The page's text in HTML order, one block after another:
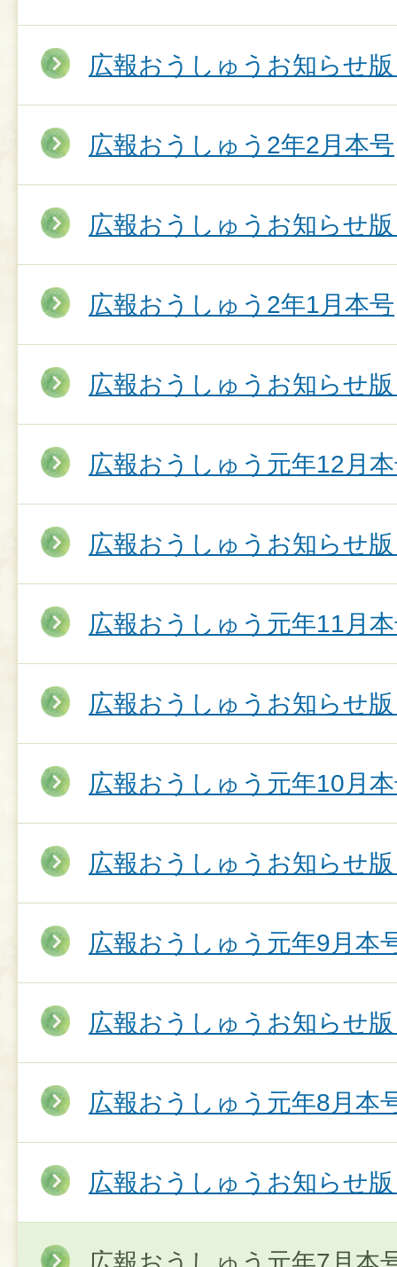
広報おうしゅうお知らせ
広報おうしゅう2年2月本号
広報おうしゅうお知らせ
広報おうしゅう2年1月本号
広報おうしゅうお知らせ
広報おうしゅう元年12月
広報おうしゅうお知らせ
広報おうしゅう元年11月
広報おうしゅうお知らせ
広報おうしゅう元年10月
広報おうしゅうお知らせ
広報おうしゅう元年9月本
広報おうしゅうお知らせ
広報おうしゅう元年8月本
広報おうしゅうお知らせ